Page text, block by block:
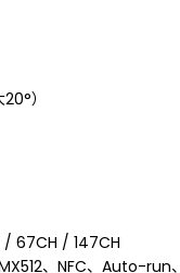
）
/ 67CH / 147CH
、NFC、Auto-run